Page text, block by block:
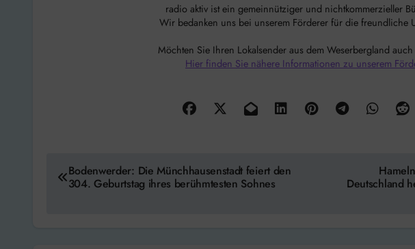
radio aktiv ist ein gemeinnütziger und nichtkommerzieller
Wir bedanken uns bei unserem Förderer für die freundliche
Möchten Sie Ihren Lokalsender aus dem Weserbergland
Hier finden Sie nähere Informationen zu unserem
Beitragsnavigation
Bodenwerder: Die Münchhausenstadt feiert den
304. Geburtstag ihres berühmtesten Sohnes
Deutschland